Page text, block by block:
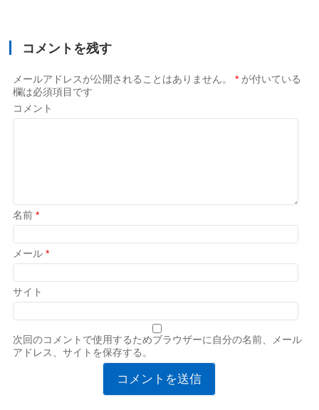
コメントを残す
メールアドレスが公開されることはありません。 * が付いている
欄は必須項目です
コメント
名前*
メール*
サイト
次回のコメントで使用するためブラウザーに自分の名前、メール
アドレス、サイトを保存する。